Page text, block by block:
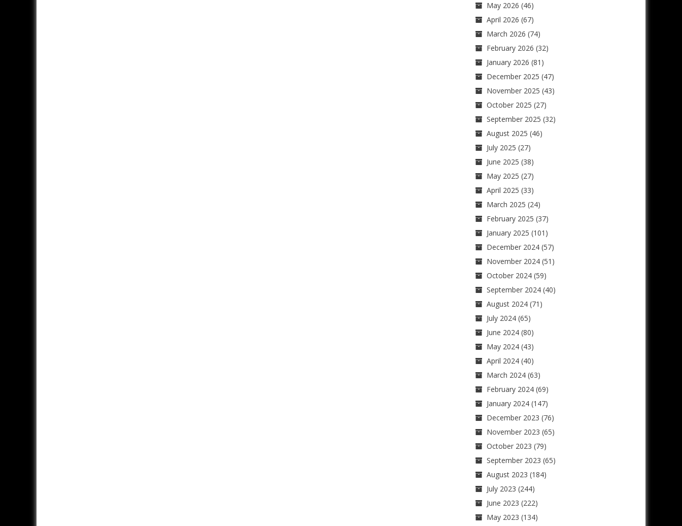
May 2026 (46)
April 2026 (67)
March 2026 (74)
February 2026 (32)
January 2026 (81)
December 2025 (47)
November 2025 (43)
October 2025 (27)
September 2025 (32)
August 2025 (46)
July 2025 (27)
June 2025 (38)
May 2025 (27)
April 2025 (33)
March 2025 (24)
February 2025 (37)
January 2025 (101)
December 2024(57)
November 2024(51)
October 2024(59)
September 2024(40)
August 2024(71)
July 2024(65)
June 2024(80)
May 2024(43)
April 2024(40)
March 2024(63)
February 2024(69)
January 2024(147)
December 2023 (76)
November 2023 (65)
October 2023 (79)
September 2023 (65)
August 2023 (184)
July 2023 (244)
June 2023 (222)
May 2023 (134)